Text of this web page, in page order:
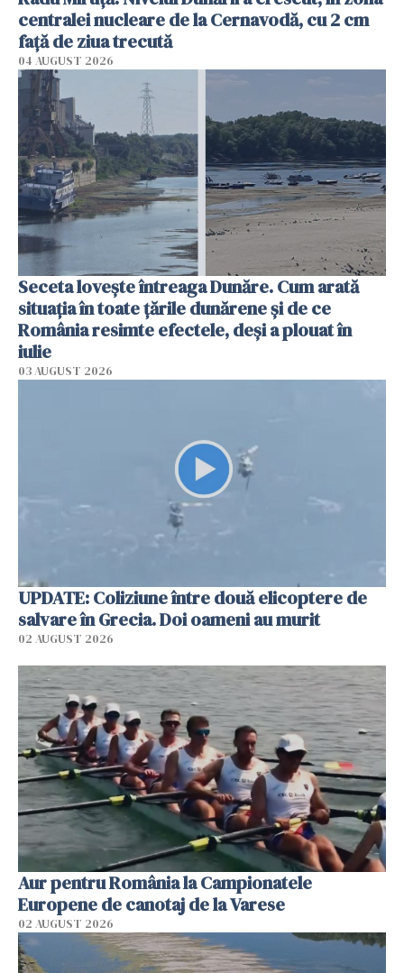
centralei nucleare de la Cernavodă, cu 2 cm
faţă de ziua trecută
04 AUGUST 2026
Seceta lovește întreaga Dunăre. Cum arată
situația în toate țările dunărene și de ce
România resimte efectele, deși a plouat în
iulie
03 AUGUST 2026
UPDATE: Coliziune între două elicoptere de
salvare în Grecia. Doi oameni au murit
02 AUGUST 2026
Aur pentru România la Campionatele
Europene de canotaj de la Varese
02 AUGUST 2026